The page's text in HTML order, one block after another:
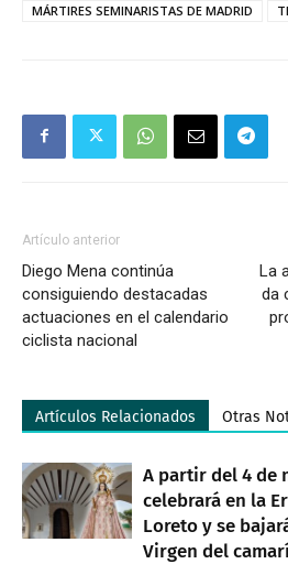
MÁRTIRES SEMINARISTAS DE MADRID
Artículo anterior
Diego Mena continúa
consiguiendo destacadas
actuaciones en el calendario
ciclista nacional
La
da
Artículos Relacionados Otras
A partir del 4 de
celebrará en la
Loreto y se
Virgen del